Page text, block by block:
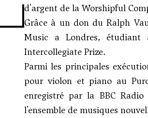
d'argent de la Worshipful
Grâce à un don du Ralph
Music a Londres, étudiant
Intercollegiate Prize.
Parmi les principales
pour violon et piano au
enregistré par la BBC Radio
l'ensemble de musiques